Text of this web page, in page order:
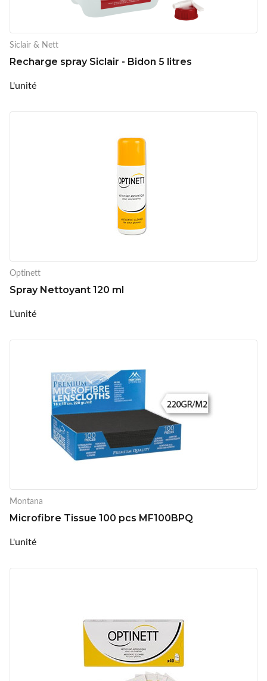
Siclair & Nett
Recharge spray Siclair - Bidon 5 litres
L'unité
Optinett
Spray Nettoyant 120 ml
L'unité
Montana
Microfibre Tissue 100 pcs MF100BPQ
L'unité